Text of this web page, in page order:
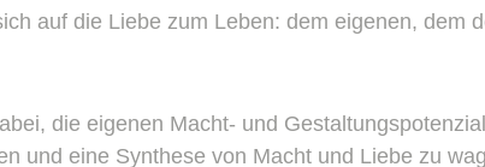
auf die Liebe zum Leben: dem eigenen, dem
die eigenen Macht- und
und eine Synthese von Macht und Liebe zu